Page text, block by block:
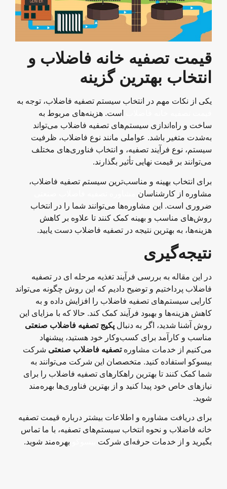
قیمت تصفیه خانه فاضلاب و
انتخاب بهترین گزینه
یکی از نکات مهم در انتخاب سیستم تصفیه فاضلاب، توجه به
است. هزینه‌های مربوط به
ساخت و راه‌اندازی سیستم‌های تصفیه فاضلاب می‌تواند
به‌شدت متغیر باشد. عواملی مانند نوع فاضلاب، ظرفیت
سیستم، نوع فرآیند تصفیه، و انتخاب فناوری‌های مختلف
می‌توانند بر قیمت نهایی تأثیر بگذارند.
برای انتخاب بهینه و مناسب‌ترین سیستم تصفیه فاضلاب،
مشاوره از کارشناسان
ضروری است. این مشاوره‌ها می‌توانند شما را در انتخاب
روش‌های مناسب و بهینه کمک کنند تا علاوه بر کاهش
هزینه‌ها، به بهترین نتیجه در تصفیه فاضلاب دست یابید.
نتیجه‌گیری
در این مقاله به بررسی فرآیند تغذیه مرحله‌ ای در تصفیه
فاضلاب پرداختیم و توضیح دادیم که این روش چگونه می‌تواند
کارایی سیستم‌های تصفیه فاضلاب را افزایش داده و به
کاهش هزینه‌ها و بهبود فرآیند کمک کند. حالا که با مزایای این
روش آشنا شدید، اگر به دنبال پکیج تصفیه فاضلاب صنعتی
مناسب و کارآمد برای کسب‌وکار خود هستید، پیشنهاد
می‌کنیم از خدمات مشاوره تصفیه فاضلاب صنعتی شرکت
بیسوکو استفاده کنید. متخصصان این شرکت می‌توانند به
شما کمک کنند تا بهترین راهکارهای تصفیه فاضلاب را برای
نیازهای خاص خود پیدا کنید و از بهترین فناوری‌ها بهره‌مند
شوید.
برای دریافت مشاوره و اطلاعات بیشتر درباره قیمت تصفیه
خانه فاضلاب و نحوه انتخاب سیستم‌های تصفیه، با ما تماس
بگیرید و از خدمات حرفه‌ای شرکت
بهره‌مند شوید.